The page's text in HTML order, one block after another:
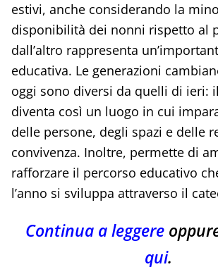
estivi, anche considerando la
disponibilità dei nonni rispetto al
dall’altro rappresenta
educativa. Le generazioni
oggi sono diversi da quelli di ieri:
diventa così un luogo in cui
delle persone, degli spazi e delle
convivenza. Inoltre, permette di
rafforzare il percorso educativo
l’anno si sviluppa attraverso il
Continua a leggere
qui.